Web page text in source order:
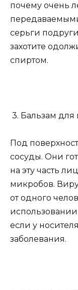
почему очень
серьги
захотите
спиртом.
3. Бальзам для
Под
сосуды. Они
на эту часть
микробов.
от одного
если у
заболевания.